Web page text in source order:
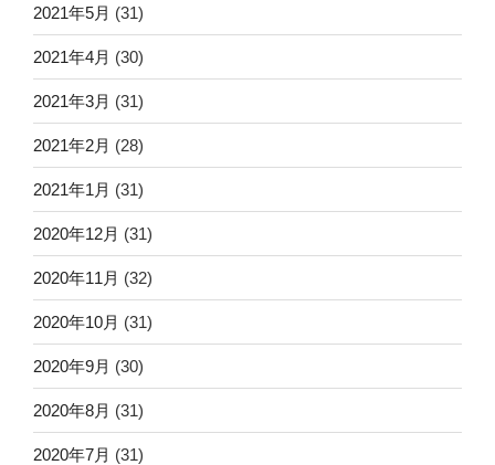
2021年5月 (31)
2021年4月 (30)
2021年3月 (31)
2021年2月 (28)
2021年1月 (31)
2020年12月 (31)
2020年11月 (32)
2020年10月 (31)
2020年9月 (30)
2020年8月 (31)
2020年7月 (31)